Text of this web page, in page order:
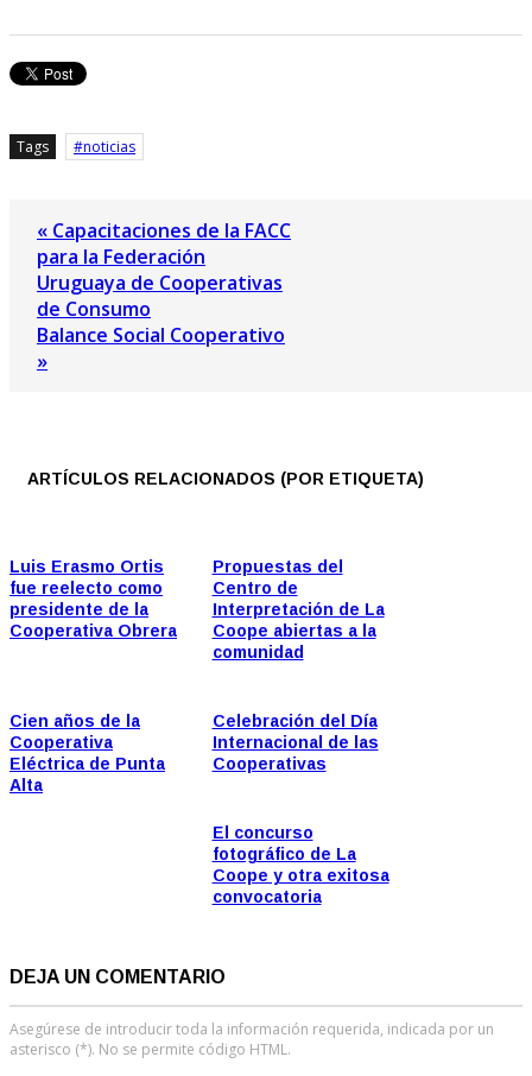
Tags noticias
« Capacitaciones de la FACC
para la Federación
Uruguaya de Cooperativas
de Consumo
Balance Social Cooperativo
»
ARTÍCULOS RELACIONADOS (POR ETIQUETA)
Luis Erasmo Ortis
fue reelecto como
presidente de la
Cooperativa Obrera
Propuestas del
Centro de
Interpretación de La
Coope abiertas a la
comunidad
Cien años de la
Cooperativa
Eléctrica de Punta
Alta
Celebración del Día
Internacional de las
Cooperativas
El concurso
fotográfico de La
Coope y otra exitosa
convocatoria
DEJA UN COMENTARIO
Asegúrese de introducir toda la información requerida, indicada por un
asterisco (*). No se permite código HTML.